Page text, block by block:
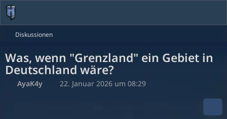
Diskussionen
Was, wenn "Grenzland" ein Gebiet in
Deutschland wäre?
AyaK4y 22. Januar 2026 um 08:29